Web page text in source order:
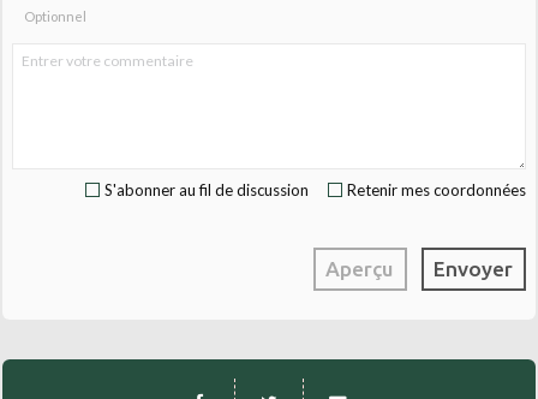
Optionnel
Retenir mes coordonnées
S'abonner au fil de discussion